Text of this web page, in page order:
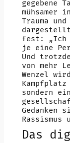
gegebene
mühsamer
Trauma
fest: „Ich
je eine
Und
von mehr
Wenzel
sondern
Gedanken
Das